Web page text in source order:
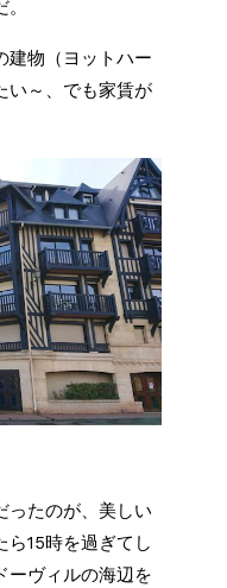
。
建物（ヨットハー
い～、でも家賃が
ったのが、美しい
ら15時を過ぎてし
ーヴィルの海辺を